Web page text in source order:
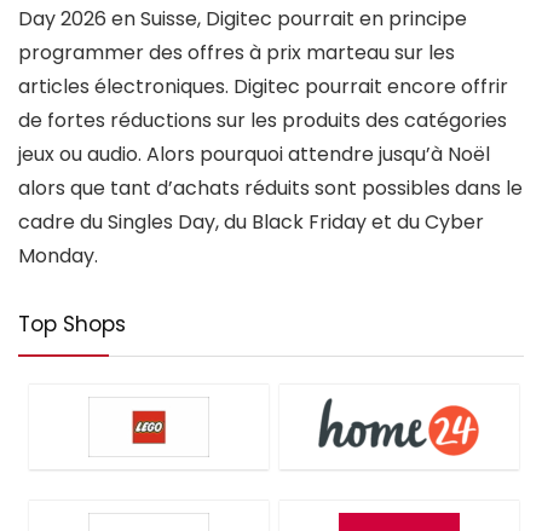
Day 2026 en Suisse, Digitec pourrait en principe
programmer des offres à prix marteau sur les
articles électroniques. Digitec pourrait encore offrir
de fortes réductions sur les produits des catégories
jeux ou audio. Alors pourquoi attendre jusqu’à Noël
alors que tant d’achats réduits sont possibles dans le
cadre du Singles Day, du Black Friday et du Cyber
Monday.
Top Shops